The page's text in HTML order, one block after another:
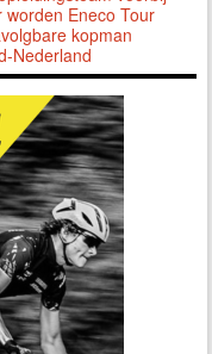
worden Eneco Tour
kopman
Nederland